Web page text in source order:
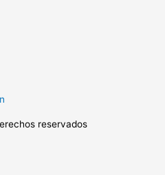
reservados